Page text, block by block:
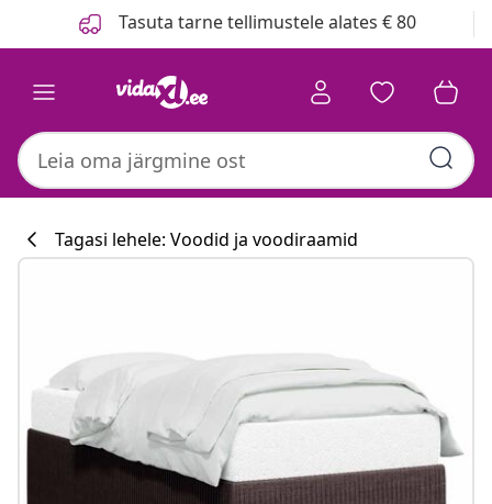
Tasuta tarne tellimustele alates € 80
#sharemevidaxl
Tagasi lehele: Voodid ja voodiraamid